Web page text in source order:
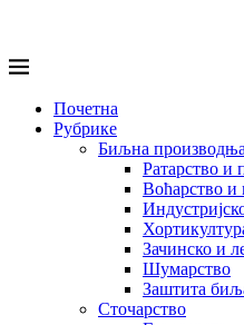
Почетна
Рубрике
Биљна производња
Ратарство и
Воћарство и
Зачинско и
Шумарство
Заштита
Сточарство